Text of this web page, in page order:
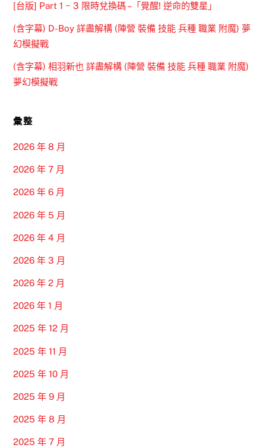
[台版] Part 1 ~ 3 限時兌換碼 –「覺醒! 逆命的雙星」
(含字幕) D-Boy 詳盡解構 (陣營 裝備 技能 兵種 職業 附魔) 夢
幻模擬戰
(含字幕) 相羽新也 詳盡解構 (陣營 裝備 技能 兵種 職業 附魔)
夢幻模擬戰
彙整
2026 年 8 月
2026 年 7 月
2026 年 6 月
2026 年 5 月
2026 年 4 月
2026 年 3 月
2026 年 2 月
2026 年 1 月
2025 年 12 月
2025 年 11 月
2025 年 10 月
2025 年 9 月
2025 年 8 月
2025 年 7 月